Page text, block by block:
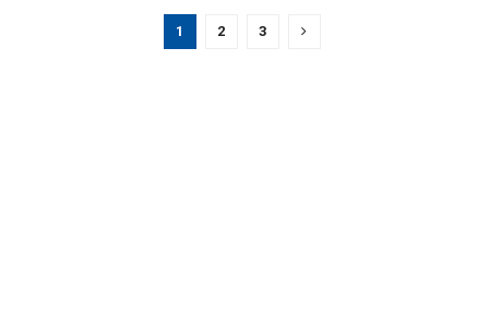
1 2 3